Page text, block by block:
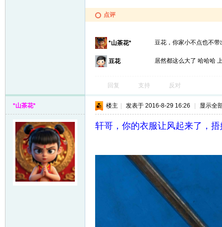
点评
*山茶花* 豆花，你家小不点也不
豆花 居然都这么大了 哈哈哈
回复 支持 反对
*山茶花* 楼主 发表于 2016-8-29 16:26 显示全
轩哥，你的衣服让风起来了，